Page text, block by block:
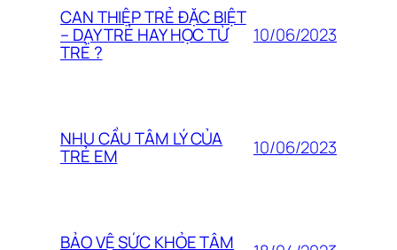
CAN THIỆP TRẺ ĐẶC BIỆT
– DẠY TRẺ HAY HỌC TỪ
TRẺ ?
10/06/2023
NHU CẦU TÂM LÝ CỦA
TRẺ EM 10/06/2023
BẢO VỆ SỨC KHỎE TÂM